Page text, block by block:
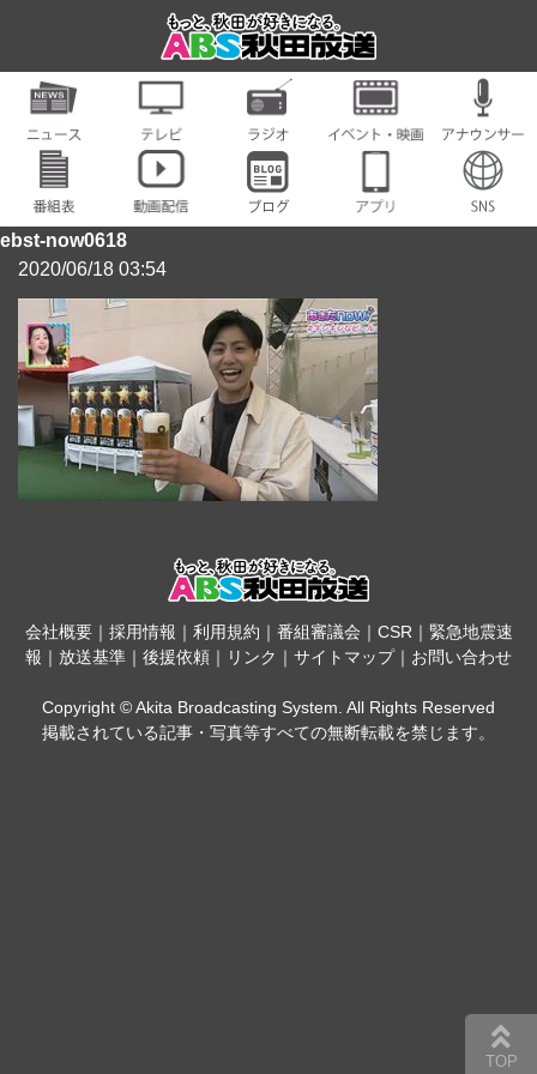
ebst-now0618
2020/06/18 03:54
会社概要｜ 採用情報 ｜ 利用規約 ｜ 番組審議会 ｜ CSR｜ 緊急地震速
報 ｜ 放送基準 ｜ 後援依頼 ｜ リンク ｜ サイトマップ｜ お問い合わせ
Copyright © Akita Broadcasting System. All Rights Reserved
掲載されている記事・写真等すべての無断転載を禁じます。